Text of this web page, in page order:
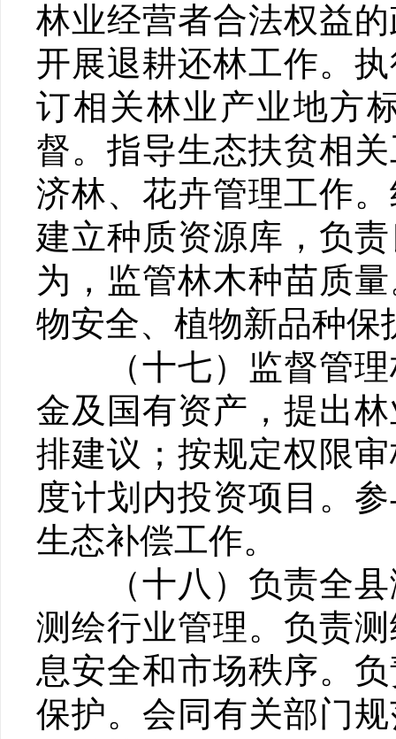
林业经营者合法权益
开展退耕还林工作。
订相关林业产业地方
督。指导生态扶贫相
济林、花卉管理工作
建立种质资源库，负
为，监管林木种苗质
物安全、植物新品种保
（十七）监督管理
金及国有资产，提出
排建议；按规定权限
度计划内投资项目。
生态补偿工作。
（十八）负责全县
测绘行业管理。负责
息安全和市场秩序。
保护。会同有关部门